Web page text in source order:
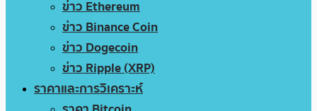
ข่าว Ethereum
ข่าว Binance Coin
ข่าว Dogecoin
ข่าว Ripple (XRP)
ราคาและการวิเคราะห์